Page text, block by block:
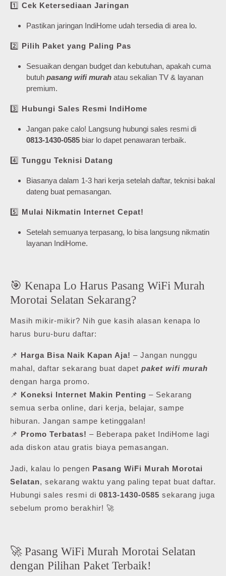
1️⃣ Cek Ketersediaan Jaringan
Pastikan jaringan IndiHome udah tersedia di area lo.
2️⃣ Pilih Paket yang Paling Pas
Sesuaikan dengan budget dan kebutuhan, apakah cuma
butuh pasang wifi murah atau sekalian TV & layanan
premium.
3️⃣ Hubungi Sales Resmi IndiHome
Jangan pake calo! Langsung hubungi sales resmi di
0813-1430-0585 biar lo dapet penawaran terbaik.
4️⃣ Tunggu Teknisi Datang
Biasanya dalam 1-3 hari kerja setelah daftar, teknisi bakal
dateng buat pemasangan.
5️⃣ Mulai Nikmatin Internet Cepat!
Setelah semuanya terpasang, lo bisa langsung nikmatin
layanan IndiHome.
🎯 Kenapa Lo Harus Pasang WiFi Murah
Morotai Selatan Sekarang?
Masih mikir-mikir? Nih gue kasih alasan kenapa lo
harus buru-buru daftar:
📌 Harga Bisa Naik Kapan Aja! – Jangan nunggu
mahal, daftar sekarang buat dapet paket wifi murah
dengan harga promo.
📌 Koneksi Internet Makin Penting – Sekarang
semua serba online, dari kerja, belajar, sampe
hiburan. Jangan sampe ketinggalan!
📌 Promo Terbatas! – Beberapa paket IndiHome lagi
ada diskon atau gratis biaya pemasangan.
Jadi, kalau lo pengen Pasang WiFi Murah Morotai
Selatan, sekarang waktu yang paling tepat buat daftar.
Hubungi sales resmi di 0813-1430-0585 sekarang juga
sebelum promo berakhir! 🚀
🚀 Pasang WiFi Murah Morotai Selatan
dengan Pilihan Paket Terbaik!